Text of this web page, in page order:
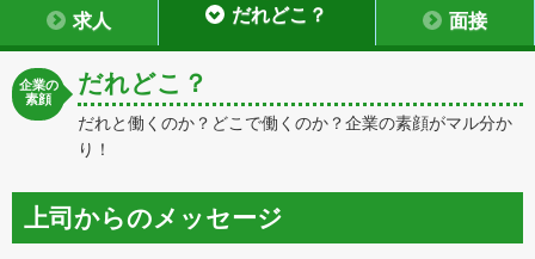
求人 だれどこ？ 面接
企業の
素顔
だれどこ？
だれと働くのか？どこで働くのか？企業の素顔がマル分か
り！
上司からのメッセージ